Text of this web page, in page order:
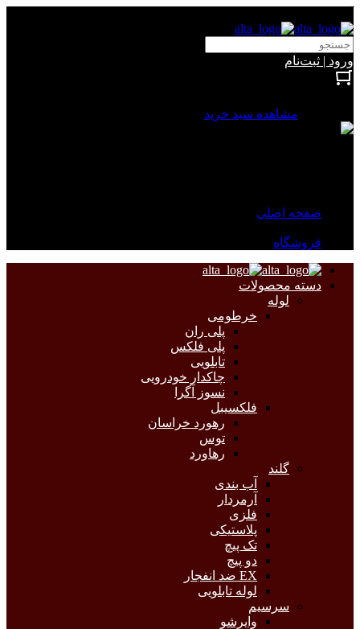
ورود | ثبت‌نام
مشاهده سبد خرید
صفحه اصلی
فروشگاه
دسته محصولات
لوله
خرطومی
پلی ران
پلی فلکس
تابلویی
چاکدار خودرویی
نسوز آگرا
فلکسیبل
رهورد خراسان
توس
رهاورد
گلند
آب بندی
آرمردار
فلزی
پلاستیکی
تک پیچ
دو پیچ
EX ضد انفجار
لوله تابلویی
سرسیم
وایرشو